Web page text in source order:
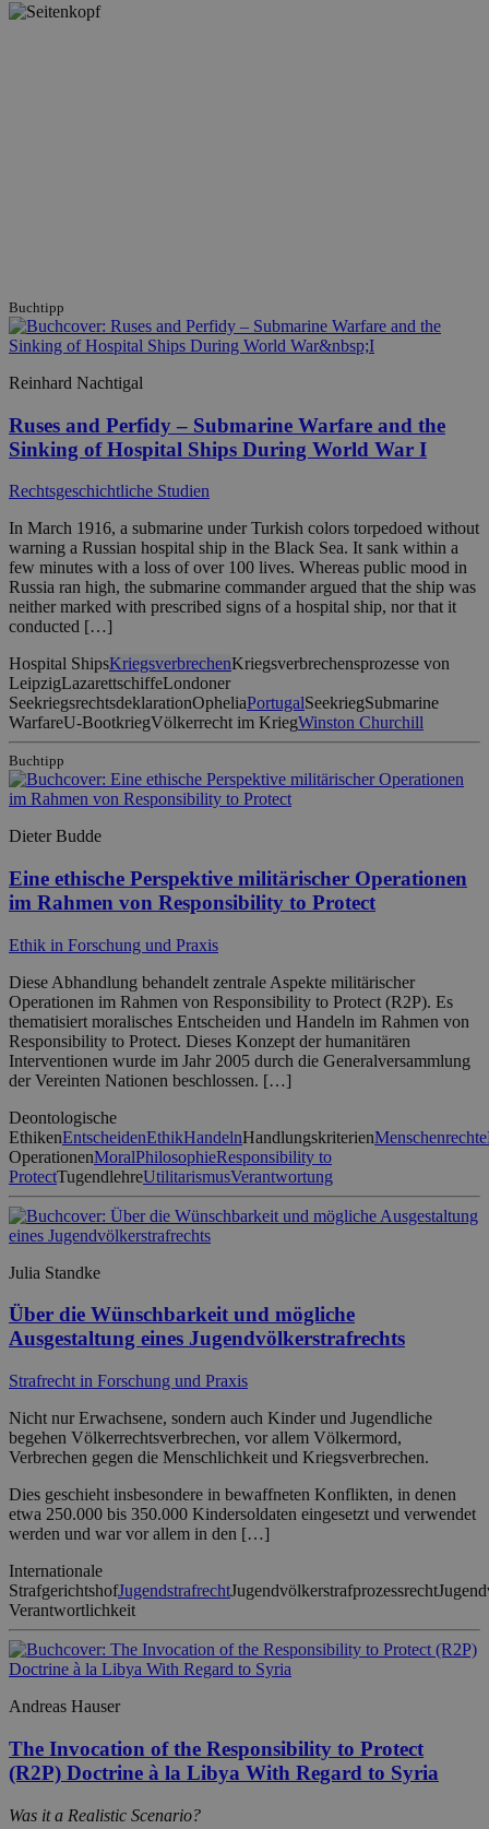
Buchtipp
Reinhard Nachtigal
Ruses and Perfidy – Submarine Warfare and the
Sinking of Hospital Ships During World War I
Rechtsgeschichtliche Studien
In March 1916, a submarine under Turkish colors torpedoed without
warning a Russian hospital ship in the Black Sea. It sank within a
few minutes with a loss of over 100 lives. Whereas public mood in
Russia ran high, the submarine commander argued that the ship was
neither marked with prescribed signs of a hospital ship, nor that it
conducted […]
Hospital ShipsKriegsverbrechenKriegsverbrechensprozesse von
LeipzigLazarettschiffeLondoner
SeekriegsrechtsdeklarationOpheliaPortugalSeekriegSubmarine
WarfareU-BootkriegVölkerrecht im KriegWinston Churchill
Buchtipp
Dieter Budde
Eine ethische Perspektive militärischer Operationen
im Rahmen von Responsibility to Protect
Ethik in Forschung und Praxis
Diese Abhandlung behandelt zentrale Aspekte militärischer
Operationen im Rahmen von Responsibility to Protect (R2P). Es
thematisiert moralisches Entscheiden und Handeln im Rahmen von
Responsibility to Protect. Dieses Konzept der humanitären
Interventionen wurde im Jahr 2005 durch die Generalversammlung
der Vereinten Nationen beschlossen. […]
Deontologische
EthikenEntscheidenEthikHandelnHandlungskriterienMenschenrechte
OperationenMoralPhilosophieResponsibility to
ProtectTugendlehreUtilitarismusVerantwortung
Julia Standke
Über die Wünschbarkeit und mögliche
Ausgestaltung eines Jugendvölkerstrafrechts
Strafrecht in Forschung und Praxis
Nicht nur Erwachsene, sondern auch Kinder und Jugendliche
begehen Völkerrechtsverbrechen, vor allem Völkermord,
Verbrechen gegen die Menschlichkeit und Kriegsverbrechen.
Dies geschieht insbesondere in bewaffneten Konflikten, in denen
etwa 250.000 bis 350.000 Kindersoldaten eingesetzt und verwendet
werden und war vor allem in den […]
Internationale
StrafgerichtshofJugendstrafrechtJugendvölkerstrafprozessrecht
Verantwortlichkeit
Andreas Hauser
The Invocation of the Responsibility to Protect
(R2P) Doctrine à la Libya With Regard to Syria
Was it a Realistic Scenario?